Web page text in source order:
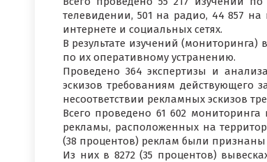
телевидении, 501 на радио, 44 857
интернете и социальных сетях.
В результате изучений
по их оперативному устранению.
Проведено 364 экспертизы и
эскизов требованиям действующего
несоответствии рекламных эскизов
Всего проведено 61 602
рекламы, расположенных на
(38 процентов) реклам были признаны
Из них в 8272 (35 процентов)